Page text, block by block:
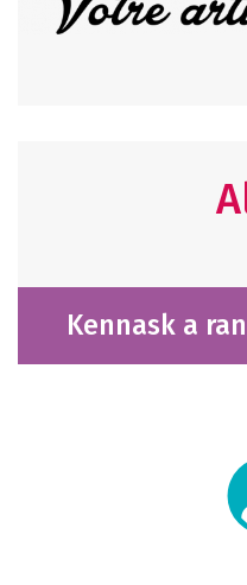
Kennask a